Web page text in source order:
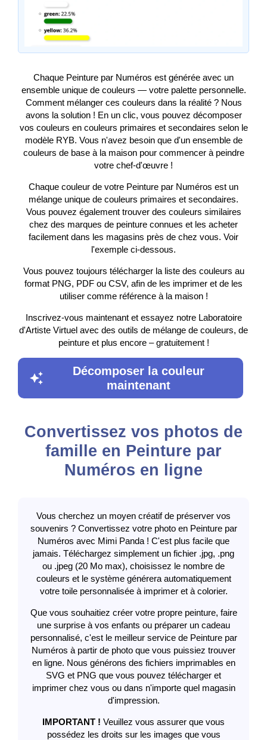
Chaque Peinture par Numéros est générée avec un
ensemble unique de couleurs — votre palette personnelle.
Comment mélanger ces couleurs dans la réalité ? Nous
avons la solution ! En un clic, vous pouvez décomposer
vos couleurs en couleurs primaires et secondaires selon le
modèle RYB. Vous n'avez besoin que d'un ensemble de
couleurs de base à la maison pour commencer à peindre
votre chef-d'œuvre !
Chaque couleur de votre Peinture par Numéros est un
mélange unique de couleurs primaires et secondaires.
Vous pouvez également trouver des couleurs similaires
chez des marques de peinture connues et les acheter
facilement dans les magasins près de chez vous. Voir
l'exemple ci-dessous.
Vous pouvez toujours télécharger la liste des couleurs au
format PNG, PDF ou CSV, afin de les imprimer et de les
utiliser comme référence à la maison !
Inscrivez-vous maintenant et essayez notre Laboratoire
d'Artiste Virtuel avec des outils de mélange de couleurs, de
peinture et plus encore – gratuitement !
Décomposer la couleur
maintenant
Convertissez vos photos de
famille en Peinture par
Numéros en ligne
Vous cherchez un moyen créatif de préserver vos
souvenirs ? Convertissez votre photo en Peinture par
Numéros avec Mimi Panda ! C'est plus facile que
jamais. Téléchargez simplement un fichier .jpg, .png
ou .jpeg (20 Mo max), choisissez le nombre de
couleurs et le système générera automatiquement
votre toile personnalisée à imprimer et à colorier.
Que vous souhaitiez créer votre propre peinture, faire
une surprise à vos enfants ou préparer un cadeau
personnalisé, c'est le meilleur service de Peinture par
Numéros à partir de photo que vous puissiez trouver
en ligne. Nous générons des fichiers imprimables en
SVG et PNG que vous pouvez télécharger et
imprimer chez vous ou dans n'importe quel magasin
d'impression.
IMPORTANT ! Veuillez vous assurer que vous
possédez les droits sur les images que vous